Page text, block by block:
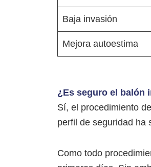
Baja invasión
Mejora autoestima
¿Es seguro el balón
Sí, el procedimiento
perfil de seguridad ha
Como todo